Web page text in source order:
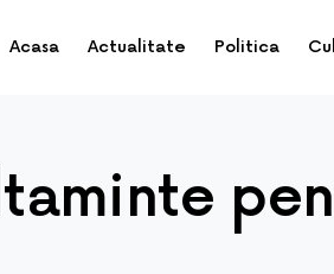
Acasa Actualitate Politica